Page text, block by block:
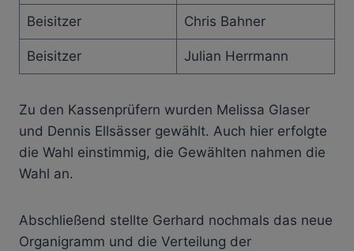
Beisitzer Chris Bahner
Beisitzer Julian Herrmann
Zu den Kassenprüfern wurden Melissa Glaser
und Dennis Ellsässer gewählt. Auch hier erfolgte
die Wahl einstimmig, die Gewählten nahmen die
Wahl an.
Abschließend stellte Gerhard nochmals das neue
Organigramm und die Verteilung der